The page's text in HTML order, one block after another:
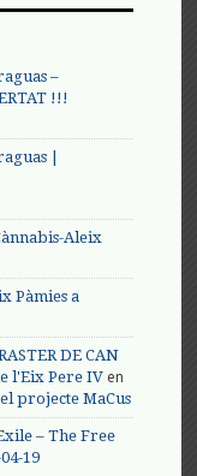
–
!!!
|
Aleix
Pàmies a
DE CAN
l'Eix Pere IV en
projecte MaCus
– The Free
19